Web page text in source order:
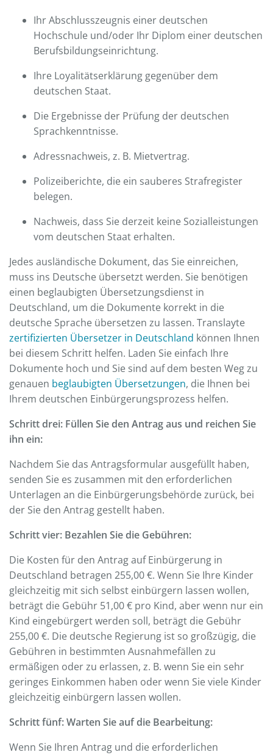
Ihr Abschlusszeugnis einer deutschen
Hochschule und/oder Ihr Diplom einer deutschen
Berufsbildungseinrichtung.
Ihre Loyalitätserklärung gegenüber dem
deutschen Staat.
Die Ergebnisse der Prüfung der deutschen
Sprachkenntnisse.
Adressnachweis, z. B. Mietvertrag.
Polizeiberichte, die ein sauberes Strafregister
belegen.
Nachweis, dass Sie derzeit keine Sozialleistungen
vom deutschen Staat erhalten.
Jedes ausländische Dokument, das Sie einreichen,
muss ins Deutsche übersetzt werden. Sie benötigen
einen beglaubigten Übersetzungsdienst in
Deutschland, um die Dokumente korrekt in die
deutsche Sprache übersetzen zu lassen. Translayte
zertifizierten Übersetzer in Deutschland können Ihnen
bei diesem Schritt helfen. Laden Sie einfach Ihre
Dokumente hoch und Sie sind auf dem besten Weg zu
genauen beglaubigten Übersetzungen, die Ihnen bei
Ihrem deutschen Einbürgerungsprozess helfen.
Schritt drei: Füllen Sie den Antrag aus und reichen Sie
ihn ein:
Nachdem Sie das Antragsformular ausgefüllt haben,
senden Sie es zusammen mit den erforderlichen
Unterlagen an die Einbürgerungsbehörde zurück, bei
der Sie den Antrag gestellt haben.
Schritt vier: Bezahlen Sie die Gebühren:
Die Kosten für den Antrag auf Einbürgerung in
Deutschland betragen 255,00 €. Wenn Sie Ihre Kinder
gleichzeitig mit sich selbst einbürgern lassen wollen,
beträgt die Gebühr 51,00 € pro Kind, aber wenn nur ein
Kind eingebürgert werden soll, beträgt die Gebühr
255,00 €. Die deutsche Regierung ist so großzügig, die
Gebühren in bestimmten Ausnahmefällen zu
ermäßigen oder zu erlassen, z. B. wenn Sie ein sehr
geringes Einkommen haben oder wenn Sie viele Kinder
gleichzeitig einbürgern lassen wollen.
Schritt fünf: Warten Sie auf die Bearbeitung:
Wenn Sie Ihren Antrag und die erforderlichen